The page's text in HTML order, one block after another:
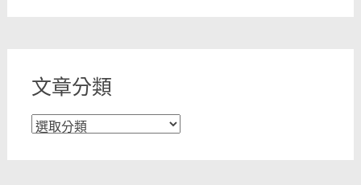
文章分類
文